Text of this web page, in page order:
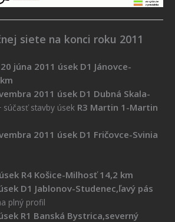
siete na konci roku 2011
20 júna 2011 úsek D1 Jánovce-
úsek D1 Dubná Skala-
súčasť stavby úsek R3 Martin 1-Martin
úsek D1 Fričovce-Svinia
úsek R4 Košice-Milhosť 14,2 km
Studenec,ľavý pás
plný profil
Bystrica,severný